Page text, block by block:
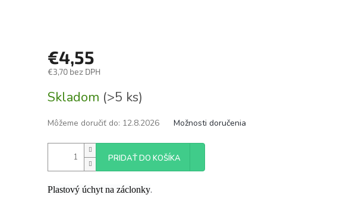
€4,55
€3,70 bez DPH
cena:
Skladom (>5 ks)
Môžeme doručiť do: 12.8.2026 Možnosti doručenia
PRIDAŤ DO KOŠÍKA
Plastový úchyt na záclonky.